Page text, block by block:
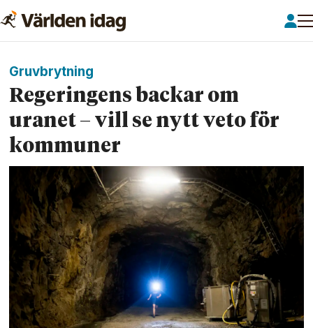
Gruvbrytning
Regeringens backar om
uranet – vill se nytt veto för
kommuner